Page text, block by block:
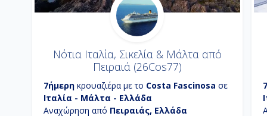
παλιότερη πόλη της Γαλλίας, με δυνατή ιστορία
πόλης προστατευμένο από την Ουνέσκο ως
μνημείο πολιτιστικής κληρονομιάς, δικαίως
ένδοξου παρελθόντος καθώς και των
εντυπωσιακών αξιοθεάτων της πόλης.
Νότια Ιταλία, Σικελία & Μάλτα από
Πειραιά (26Cos77)
7ήμερηκρουαζιέρα με το Costa Fascinosa σε
Ιταλία - Μάλτα - Ελλάδα
Αναχώρηση από Πειραιάς, Ελλάδα